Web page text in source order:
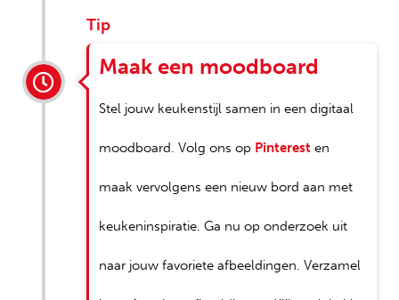
Tip
Maak een moodboard
Stel jouw keukenstijl samen in een digitaal
moodboard. Volg ons op Pinterest en
maak vervolgens een nieuw bord aan met
keukeninspiratie. Ga nu op onderzoek uit
naar jouw favoriete afbeeldingen. Verzamel